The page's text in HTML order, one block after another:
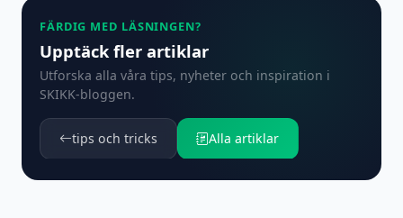
FÄRDIG MED LÄSNINGEN?
Upptäck fler artiklar
Utforska alla våra tips, nyheter och inspiration i
SKIKK-bloggen.
tips och tricks Alla artiklar